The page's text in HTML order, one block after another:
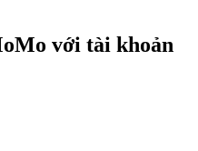
với tài khoản